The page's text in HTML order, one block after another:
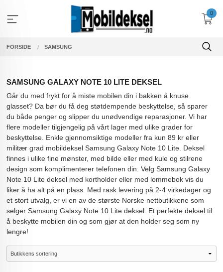
innholdet
0
FORSIDE SAMSUNG
SAMSUNG GALAXY NOTE 10 LITE DEKSEL
Går du med frykt for å miste mobilen din i bakken å knuse
glasset? Da bør du få deg støtdempende beskyttelse, så sparer
du både penger og slipper du unødvendige reparasjoner. Vi har
flere modeller tilgjengelig på vårt lager med ulike grader for
beskyttelse. Enkle gjennomsiktige modeller fra kun 89 kr eller
militær grad mobildeksel Samsung Galaxy Note 10 Lite. Deksel
finnes i ulike fine mønster, med bilde eller med kule og stilrene
design som komplimenterer telefonen din. Velg Samsung Galaxy
Note 10 Lite deksel med kortholder eller med lommebok vis du
liker å ha alt på en plass. Med rask levering på 2-4 virkedager og
et stort utvalg, er vi en av de største Norske nettbutikkene som
selger Samsung Galaxy Note 10 Lite deksel. Et perfekte deksel til
å beskytte mobilen din og som gjør at den holder seg som ny
lengre!